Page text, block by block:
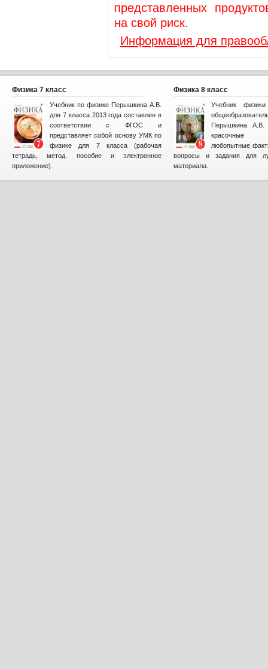
представленных
на свой риск.
Информация для
Физика 7 класс
Учебник по физике Перышкина А.В.
для 7 класса 2013 года составлен в
соответствии с ФГОС и
представляет собой основу УМК по
физике для 7 класса (рабочая
тетрадь, метод. пособие и электронное
приложение).
Физика 8 класс
Учебник
Перышкина А.В.
красочные
любопытные
вопросы и задания для
материала.